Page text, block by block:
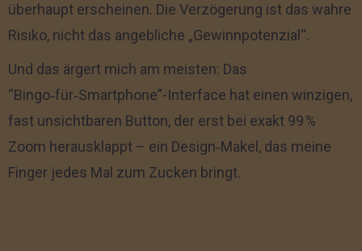
überhaupt erscheinen. Die Verzögerung ist das wahre
Risiko, nicht das angebliche „Gewinnpotenzial“.
Und das ärgert mich am meisten: Das
“Bingo‑für‑Smartphone”-Interface hat einen winzigen,
fast unsichtbaren Button, der erst bei exakt 99 %
Zoom herausklappt – ein Design‑Makel, das meine
Finger jedes Mal zum Zucken bringt.